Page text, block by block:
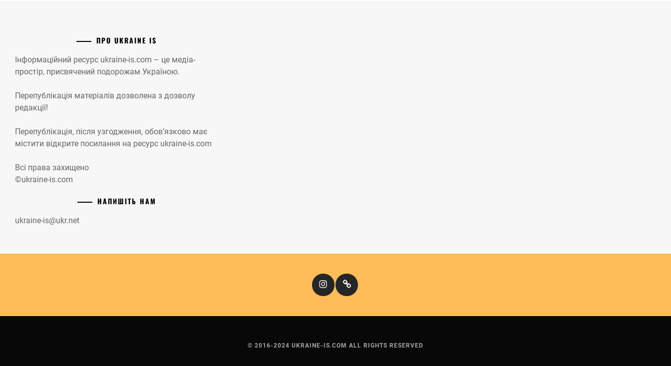
ПРО UKRAINE IS
Інформаційний ресурс ukraine-is.com – це медіа-
простір, присвячений подорожам Україною.
Перепублікація матеріалів дозволена з дозволу
редакції!
Перепублікація, після узгодження, обов’язково має
містити відкрите посилання на ресурс ukraine-is.com
Всі права захищено
©ukraine-is.com
НАПИШІТЬ НАМ
ukraine-is@ukr.net
InstagramКіномандри
© 2016-2024 UKRAINE-IS.COM ALL RIGHTS RESERVED